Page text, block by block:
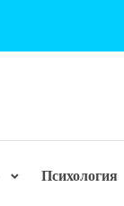
Психология